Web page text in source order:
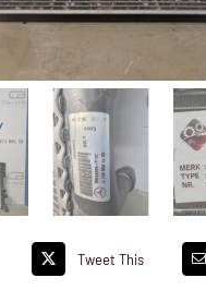
Tweet This